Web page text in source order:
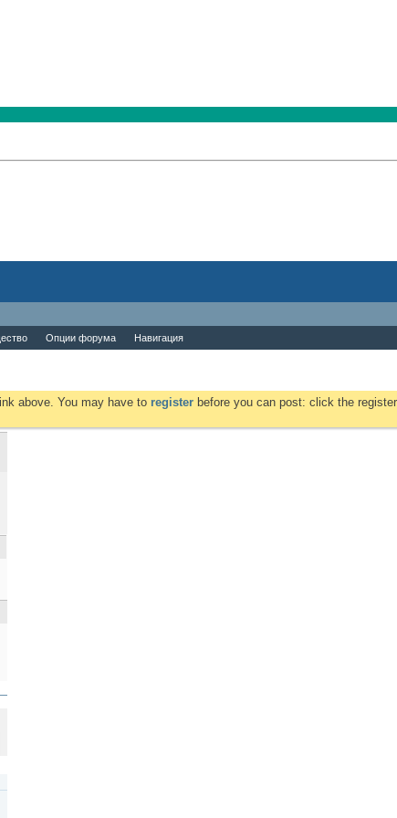
Опции форума Навигация
above. You may have to register before you can post: click the